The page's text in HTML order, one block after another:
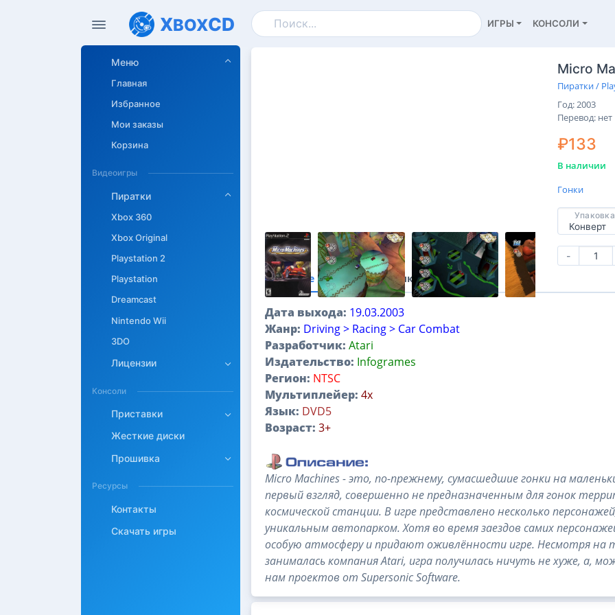
XBOXCD
Меню
Главная
Избранное
Мои заказы
Корзина
Видеоигры
Пиратки
Xbox 360
Xbox Original
Playstation 2
Playstation
Dreamcast
Nintendo Wii
3DO
Лицензии
Консоли
Приставки
Жесткие диски
Прошивка
Ресурсы
Контакты
Скачать игры
ИГРЫ КОНСОЛИ
Micro
Пиратки /
Год: 2003
Перевод: нет
₽133
В наличии
Гонки
Упаковка
-
Описание Характеристики Отзывы
Дата выхода: 19.03.2003
Жанр: Driving > Racing > Car Combat
Разработчик: Atari
Издательство: Infogrames
Регион: NTSC
Мультиплейер: 4х
Язык: DVD5
Возраст: 3+
Micro Machines - это, по-прежнему, сумасшедшие гонки на
первый взгляд, совершенно не предназначенным для гонок
космической станции. В игре представлено несколько
уникальным автопарком. Хотя во время заездов самих
особую атмосферу и придают оживлённости игре. Несмотря на
занималась компания Atari, игра получилась ничуть не хуже, а,
нам проектов от Supersonic Software.